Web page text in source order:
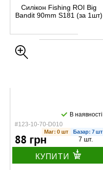
Силікон Fishing ROI Big
Bandit 90mm S181 (за 1шт)
#123-10-70-D010
В наявності
Маг: 0 шт Базар: 7 шт
88 грн 7 шт.
КУПИТИ